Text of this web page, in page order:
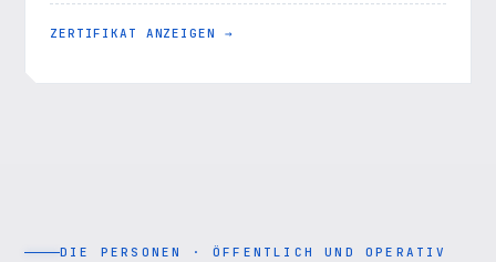
ZERTIFIKAT ANZEIGEN →
DIE PERSONEN · ÖFFENTLICH UND OPERATIV